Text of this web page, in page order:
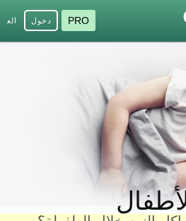
PRO دخول